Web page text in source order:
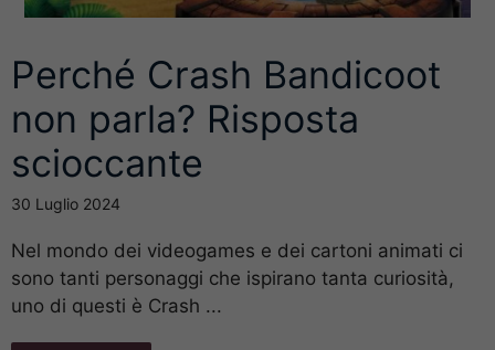
Perché Crash Bandicoot
non parla? Risposta
scioccante
30 Luglio 2024
Nel mondo dei videogames e dei cartoni animati ci
sono tanti personaggi che ispirano tanta curiosità,
uno di questi è Crash ...